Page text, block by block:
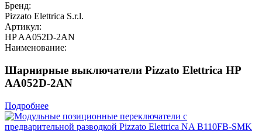
Бренд:
Pizzato Elettrica S.r.l.
Артикул:
HP AA052D-2AN
Наименование:
Шарнирные выключатели Pizzato Elettrica HP
AA052D-2AN
Подробнее